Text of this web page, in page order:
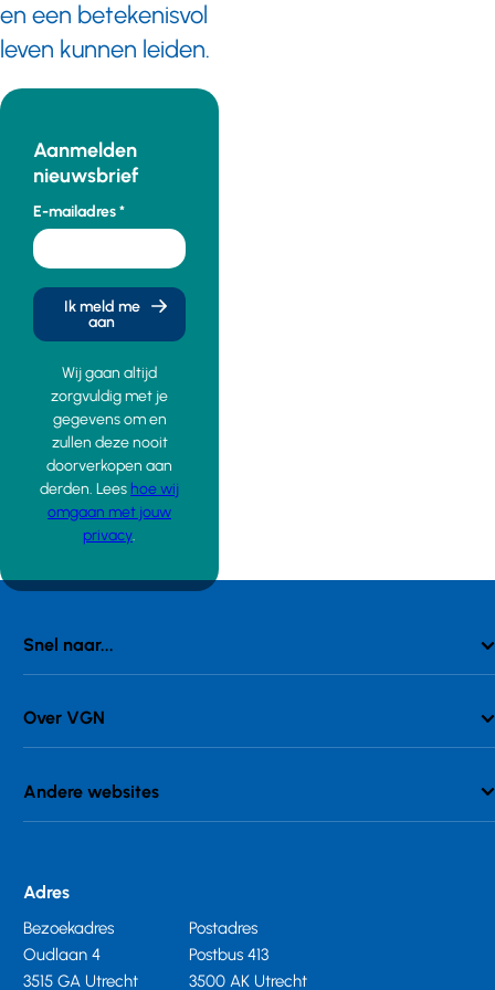
de nieuwe
gemeente.
en een betekenisvol
leven kunnen leiden.
Aanmelden
nieuwsbrief
E-mailadres
Ik meld me
aan
Wij gaan altijd
zorgvuldig met je
gegevens om en
zullen deze nooit
doorverkopen aan
derden. Lees hoe wij
omgaan met jouw
privacy.
Snel naar...
Over VGN
Andere websites
Adres
Bezoekadres
Oudlaan 4
3515 GA Utrecht
Postadres
Postbus 413
3500 AK Utrecht